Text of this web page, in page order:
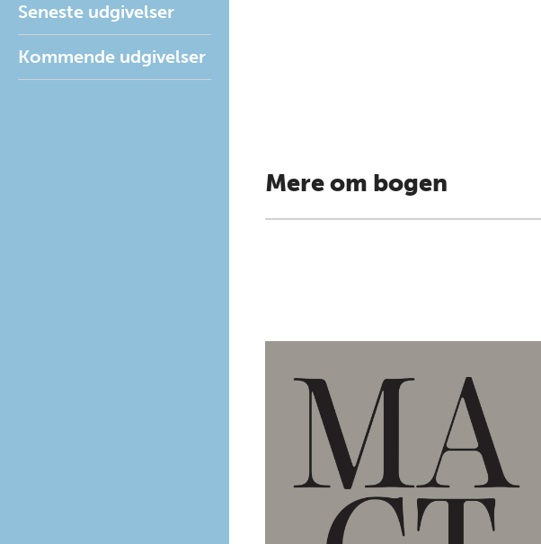
Seneste udgivelser
Kommende udgivelser
Mere om bogen